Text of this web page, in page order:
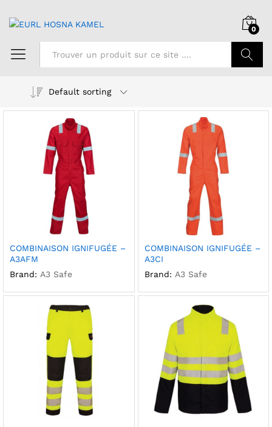
0
Default sorting
COMBINAISON IGNIFUGÉE –
A3AFM
Brand: A3 Safe
COMBINAISON IGNIFUGÉE –
A3CI
Brand: A3 Safe